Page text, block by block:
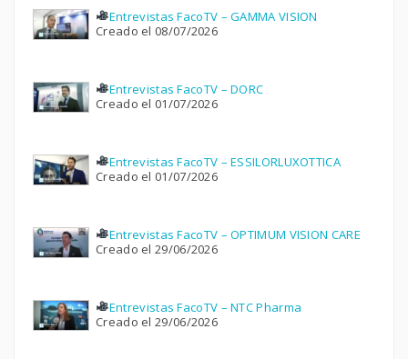
Entrevistas FacoTV – GAMMA VISION
Creado el 08/07/2026
Entrevistas FacoTV – DORC
Creado el 01/07/2026
Entrevistas FacoTV – ESSILORLUXOTTICA
Creado el 01/07/2026
Entrevistas FacoTV – OPTIMUM VISION CARE
Creado el 29/06/2026
Entrevistas FacoTV – NTC Pharma
Creado el 29/06/2026